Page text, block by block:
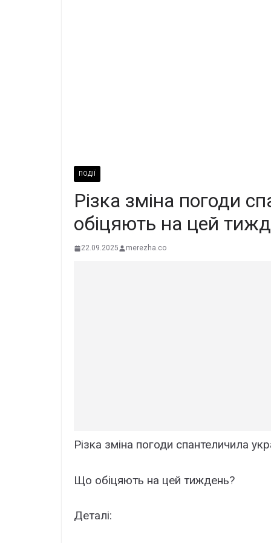
ПОДІЇ
Рiзка змiна погоди
обiцяють на цeй
22.09.2025 merezha.co
Різка зміна погоди спантеличила
Що обіцяють на цей тиждень?
Деталі: